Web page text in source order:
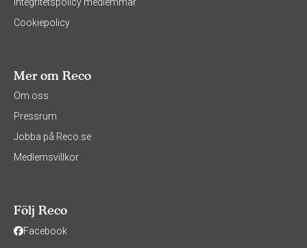
Integritetspolicy medlemmar
Cookiepolicy
Mer om Reco
Om oss
Pressrum
Jobba på Reco.se
Medlemsvillkor
Följ Reco
Facebook